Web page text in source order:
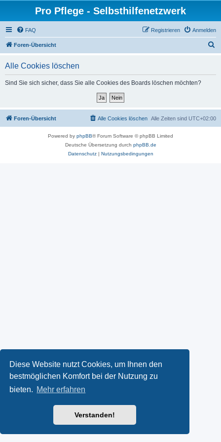
Diese Website nutzt Cookies, um Ihnen den
bestmöglichen Komfort bei der Nutzung zu
bieten. Mehr erfahren
Verstanden!
Pro Pflege - Selbsthilfenetzwerk
FAQ Anmelden
Registrieren
Foren-Übersicht
Alle Cookies löschen
Sind Sie sich sicher, dass Sie alle Cookies des Boards löschen möchten?
Foren-Übersicht Alle Zeiten sind UTC+02:00
Alle Cookies löschen
Powered by phpBB® Forum Software © phpBB Limited
Deutsche Übersetzung durch phpBB.de
Datenschutz| Nutzungsbedingungen